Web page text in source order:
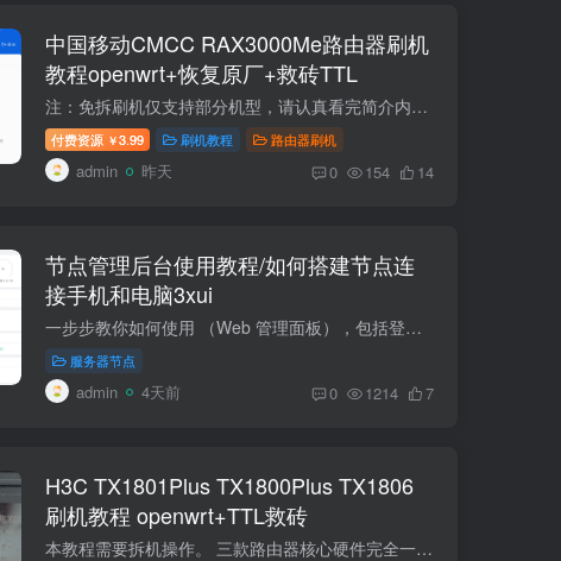
中国移动CMCC RAX3000Me路由器刷机
教程openwrt+恢复原厂+救砖TTL
注：免拆刷机仅支持部分机型，请认真看完简介内容。 TTL针夹夹具间距选2.54mm间距 支持刷全系RAX3000ME的路由器闪存兆易创新的GigaDevice华邦电子的 winbond复旦微电的 FM25S01A(带usb3.0接口)...
付费资源 ￥3.99 刷机教程 路由器刷机
admin 昨天 0 154 14
节点管理后台使用教程/如何搭建节点连
接手机和电脑3xui
一步步教你如何使用 （Web 管理面板），包括登录、添加节点、用户、订阅链接和常见设置。（小白方式，适用于你目前在用的 VPS 环境。） 节点端口测试工具在线端口扫描 - 站长工具 代理工具下载...
服务器节点
admin 4天前 0 1214 7
H3C TX1801Plus TX1800Plus TX1806
刷机教程 openwrt+TTL救砖
本教程需要拆机操作。 三款路由器核心硬件完全一致（MT7621AT + MT7915 + 256MB 内存 + 128MB 闪存），都是 AX1800 级别的 WiFi 6 运营商定制路由。教程工具包选择对应即可。 参数TX1801 PlusTX...